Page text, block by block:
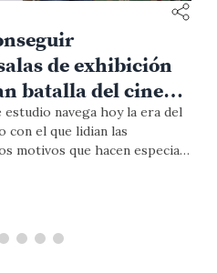
de exhibición
batalla del cine
Perú”
estudio navega hoy la era del
con el que lidian las
motivos que hacen especial
de Cine de Lima